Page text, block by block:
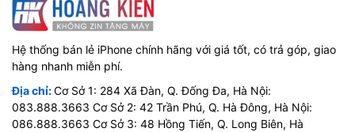
Hệ thống bán lẻ iPhone chính hãng với giá tốt, có trả góp, giao
hàng nhanh miễn phí.
Địa chỉ:Cơ Sở 1: 284 Xã Đàn, Q. Đống Đa, Hà Nội:
083.888.3663 Cơ Sở 2: 42 Trần Phú, Q. Hà Đông, Hà Nội:
086.888.3663 Cơ Sở 3: 48 Hồng Tiến, Q. Long Biên, Hà